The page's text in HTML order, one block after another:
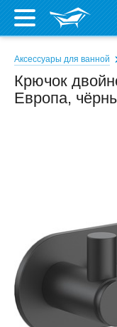
Аксессуары для ванной
Крючок
Европа,